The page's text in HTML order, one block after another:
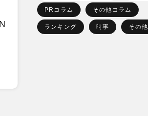
PRコラム その他コラム
ランキング 時事 その他